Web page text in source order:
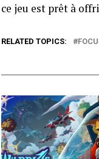
ce jeu est prêt à
RELATED TOPICS: